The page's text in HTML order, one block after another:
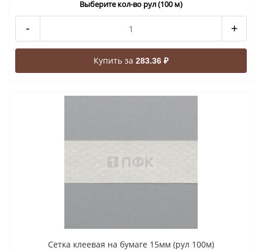
Выберите кол-во рул (100 м)
- +
Купить за 283.36 ₽
Сетка клеевая на бумаге 15мм (рул 100м)